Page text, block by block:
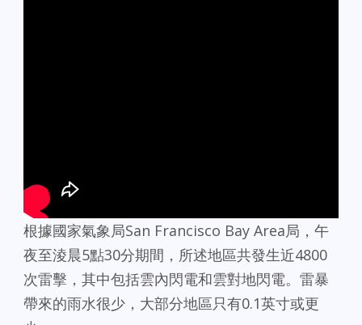
根據國家氣象局San Francisco Bay Area局，午
夜至淩晨5點30分期間，所述地區共發生近4800
次雷擊，其中包括雲內閃電和雲對地閃電。雷暴
帶來的雨水很少，大部分地區只有0.1英寸或更